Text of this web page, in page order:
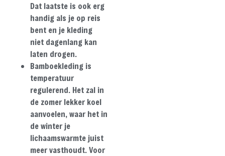
Dat laatste is ook erg
handig als je op reis
bent en je kleding
niet dagenlang kan
laten drogen.
Bamboekleding is
temperatuur
regulerend. Het zal in
de zomer lekker koel
aanvoelen, waar het in
de winter je
lichaamswarmte juist
meer vasthoudt. Voor